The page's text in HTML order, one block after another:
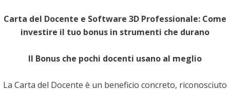
Carta del Docente e Software 3D Professionale: Come
investire il tuo bonus in strumenti che durano
Il Bonus che pochi docenti usano al meglio
La Carta del Docente è un beneficio concreto, riconosciuto